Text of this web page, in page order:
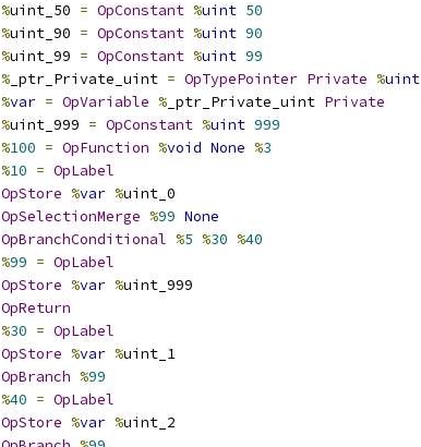
%uint_50 = OpConstant %uint 50
%uint_90 = OpConstant %uint 90
%uint_99 = OpConstant %uint 99
% _ptr_Private_uint = OpTypePointer Private %uint
%var = OpVariable % _ptr_Private_uint Private
%uint_999 = OpConstant %uint 999
%100 = OpFunction %void None %3
%10 = OpLabel
OpStore %var %uint_0
OpSelectionMerge %99 None
OpBranchConditional %5 %30 %40
%99 = OpLabel
OpStore %var %uint_999
OpReturn
%30 = OpLabel
OpStore %var %uint_1
OpBranch %99
%40 = OpLabel
OpStore %var %uint_2